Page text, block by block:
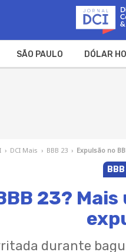
SÃO PAULO DÓLAR
› DCI Mais › BBB 23 › Expulsão no
23?
durante